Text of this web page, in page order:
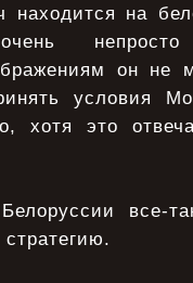
на
он не
условия
хотя это
все-